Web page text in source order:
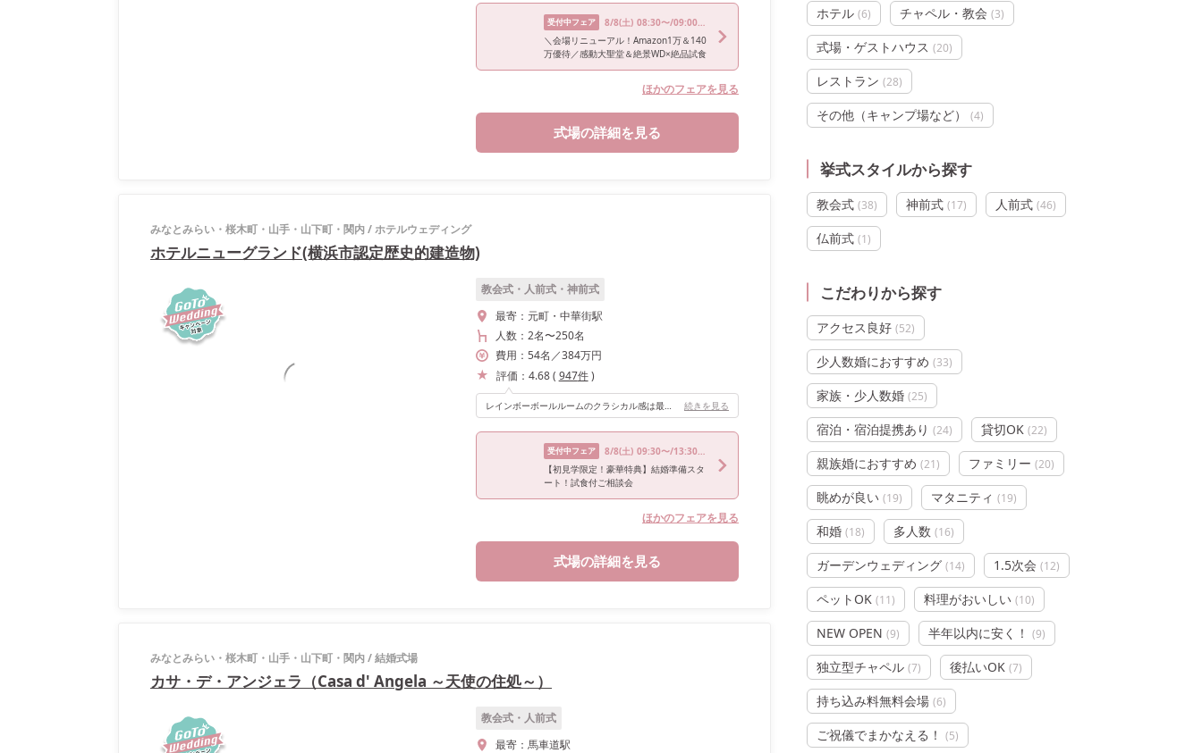
ホテル (6) チャペル・教会 (3)
式場・ゲストハウス (20)
レストラン (28)
その他（キャンプ場など） (4)
挙式スタイルから探す
教会式 (38) 神前式 (17) 人前式 (46)
仏前式 (1)
こだわりから探す
アクセス良好 (52)
少人数婚におすすめ (33)
家族・少人数婚 (25)
宿泊・宿泊提携あり (24) 貸切OK (22)
親族婚におすすめ (21) ファミリー (20)
眺めが良い (19) マタニティ (19)
和婚 (18) 多人数 (16)
ガーデンウェディング (14) 1.5次会 (12)
ペットOK (11) 料理がおいしい (10)
NEW OPEN (9) 半年以内に安く！ (9)
独立型チャペル (7) 後払いOK (7)
持ち込み料無料会場 (6)
ご祝儀でまかなえる！ (5)
受付中フェア 8/8(土) 08:30〜/09:00〜/09:30〜/13:00〜/14:45〜
＼会場リニューアル！Amazon1万＆140
万優待／感動大聖堂＆絶景WD×絶品試食
ほかのフェアを見る
式場の詳細を見る
みなとみらい・桜木町・山手・山下町・関内/ホテルウェディング
ホテルニューグランド(横浜市認定歴史的建造物)
教会式・人前式・神前式
最寄： 元町・中華街駅
人数： 2名〜250名
費用： 54名 ／384万円
評価： 4.68( 947件)
レインボーボールルームのクラシカル感は最高です！ゲストの印象に残ること間違いなし！ 続きを見る
受付中フェア 8/8(土) 09:30〜/13:30〜/17:00〜
【初見学限定！豪華特典】結婚準備スタ
ート！試食付ご相談会
ほかのフェアを見る
式場の詳細を見る
みなとみらい・桜木町・山手・山下町・関内/結婚式場
カサ・デ・アンジェラ（Casa d' Angela ～天使の住処～）
教会式・人前式
最寄： 馬車道駅